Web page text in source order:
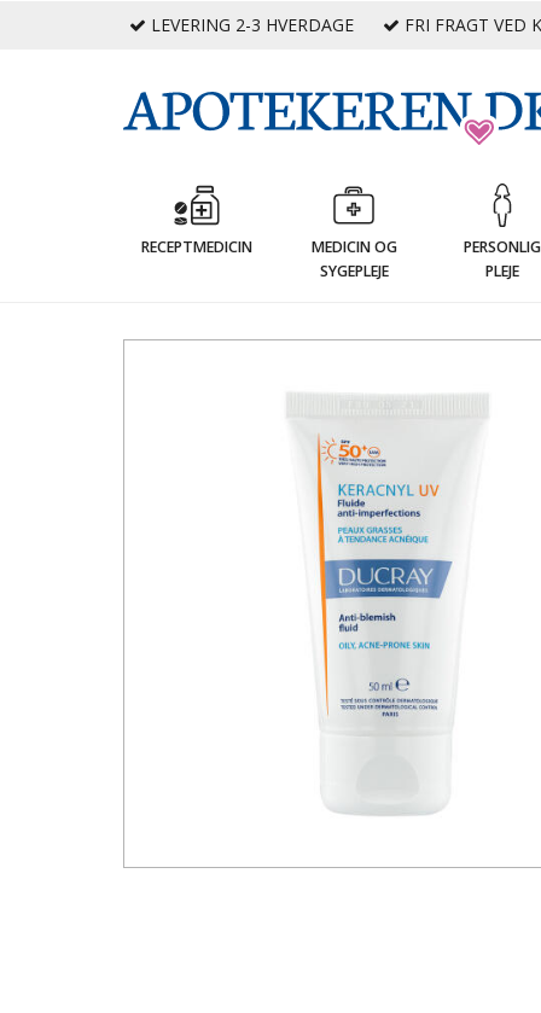
LEVERING 2-3 HVERDAGE FRI FRAGT VED
RECEPTMEDICIN
MEDICIN OG
SYGEPLEJE
PERSONLIG
PLEJE